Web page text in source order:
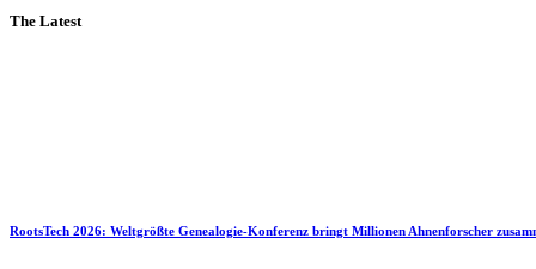
The Latest
RootsTech 2026: Weltgrößte Genealogie-Konferenz bringt Millionen Ahnenforscher